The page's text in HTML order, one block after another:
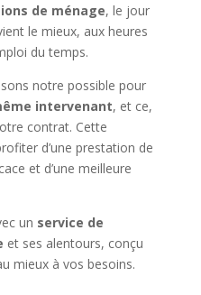
de ménage, le jour
le mieux, aux heures
du temps.
notre possible pour
intervenant, et ce,
contrat. Cette
d’une prestation de
et d’une meilleure
un service de
et ses alentours, conçu
mieux à vos besoins.